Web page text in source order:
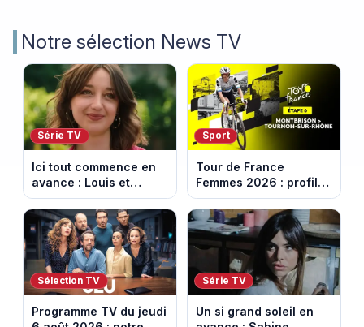
Notre sélection News TV
Série TV
Ici tout commence en
avance : Louis et
Jasmine enfin en
couple. Episode du 7
août 2026 (spoiler)
Sport
Tour de France
Femmes 2026 : profil
et horaires de la 6e
étape entre
Montbrison et
Tournon-sur-Rhône
Sélection TV
Programme TV du jeudi
Série TV
Un si grand soleil en